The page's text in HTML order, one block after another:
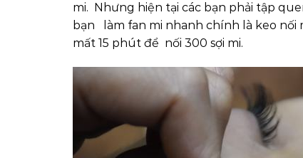
mi. Nhưng hiện tại các bạn phải tập
bạn làm fan mi nhanh chính là keo nối
mất 15 phút để nối 300 sợi mi.